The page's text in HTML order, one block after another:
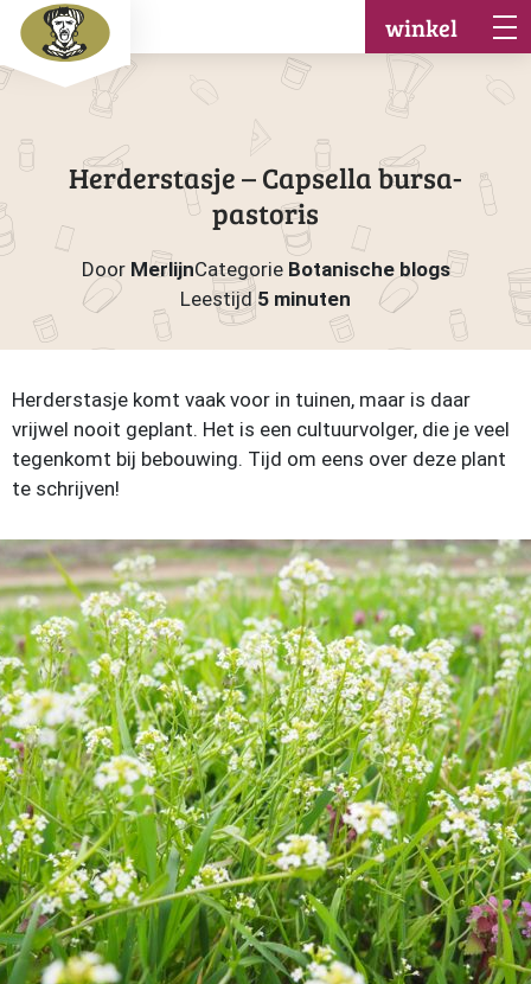
winkel
Herderstasje – Capsella bursa-
pastoris
Door MerlijnCategorie Botanische blogs
Leestijd5 minuten
Herderstasje komt vaak voor in tuinen, maar is daar
vrijwel nooit geplant. Het is een cultuurvolger, die je veel
tegenkomt bij bebouwing. Tijd om eens over deze plant
te schrijven!